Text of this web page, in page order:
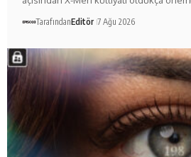
TarafındanEditör 7 Ağu 2026